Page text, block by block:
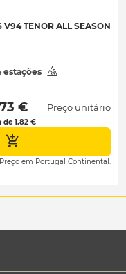
TENOR ALL SEASON
estações
€
de 1.82 €
Preço unitário
Preço em Portugal Continental.